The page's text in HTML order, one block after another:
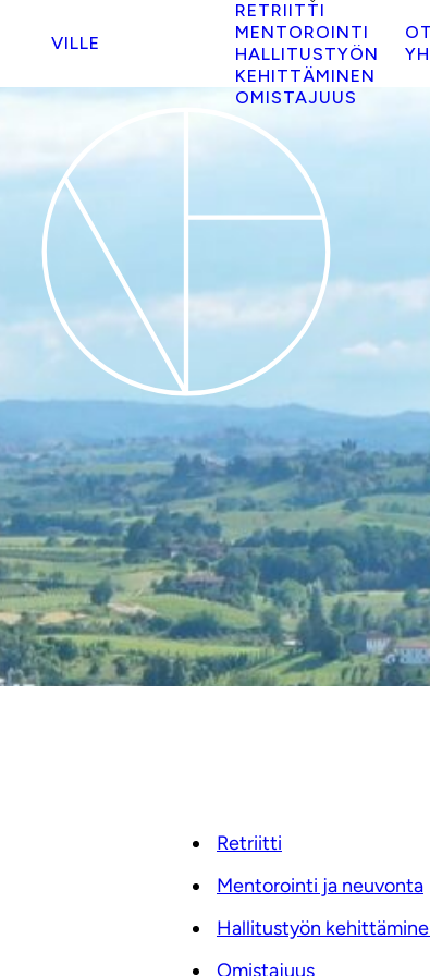
VILLE
RETRIITTI
MENTOROINTI
HALLITUSTYÖN
KEHITTÄMINEN
OMISTAJUUS
Retriitti
Mentorointi ja neuvonta
Hallitustyön
Omistajuus